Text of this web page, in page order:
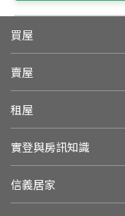
買屋
賣屋
租屋
實登與房訊知識
信義居家